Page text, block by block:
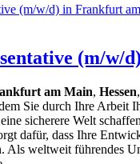
(m/w/
am Main, Hessen
Sie durch Ihre Arbeit
sicherere Welt
dafür, dass Ihre
Als weltweit führendes